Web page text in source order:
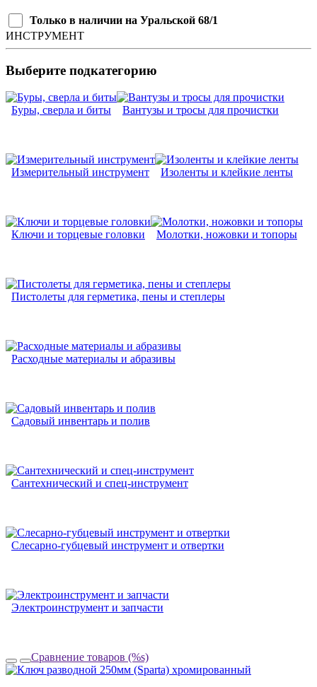
Только в наличии на Уральской 68/1
ИНСТРУМЕНТ
Выберите подкатегорию
Буры, сверла и биты Вантузы и тросы для прочистки
Измерительный инструмент Изоленты и клейкие ленты
Ключи и торцевые головки Молотки, ножовки и топоры
Пистолеты для герметика, пены и степлеры
Расходные материалы и абразивы
Садовый инвентарь и полив
Сантехнический и спец-инструмент
Слесарно-губцевый инструмент и отвертки
Электроинструмент и запчасти
Сравнение товаров (%s)